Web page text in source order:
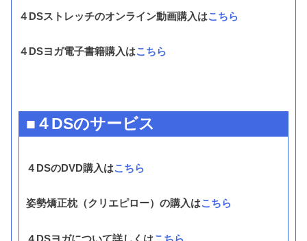
４DSストレッチのオンライン動画購入はこちら
４DSヨガ電子書籍購入はこちら
■４DSのサービス
４DSのDVD購入はこちら
姿勢矯正枕（クリエピロー）の購入はこちら
４DSヨガについて詳しくは こちら